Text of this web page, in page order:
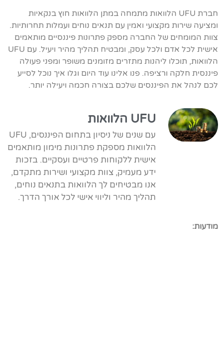
חברת UFU הלוואות מתמחה במתן הלוואות חוץ בנקאיות
ומציעה שירות מקצועי ואמין עם תנאים נוחים ועמלות תחרותיות.
צוות המומחים של החברה מספק פתרונות פיננסיים מותאמים
אישית לכל אדם ולכל עסק, ומבטיח תהליך מהיר ויעיל. עם UFU
הלוואות, תוכלו ליהנות מתזרים מזומנים משופר ומפני פעולה
פיננסית חלקה ורציפה. פנו אלינו עוד היום וגלו איך נוכל לסייע
לכם לנהל את הפיננסים שלכם בצורה חכמה ויעילה יותר.
UFU הלוואות
עם שנים של ניסיון בתחום הפיננסים, UFU
הלוואות מספקת פתרונות מימון מותאמים
אישית ללקוחות פרטיים ועסקיים. בזכות
ידע מעמיק, צוות מקצועי ושירות מתקדם,
אנו מבטיחים לך הלוואות בתנאים נוחים,
תהליך מהיר וליווי אישי לכל אורך הדרך.
מודעות: